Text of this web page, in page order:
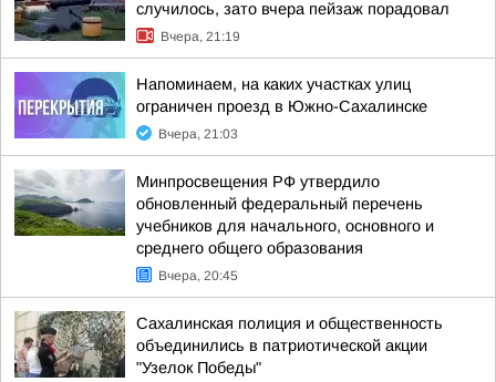
случилось, зато вчера пейзаж порадовал
Вчера, 21:19
Напоминаем, на каких участках улиц
ограничен проезд в Южно-Сахалинске
Вчера, 21:03
Минпросвещения РФ утвердило
обновленный федеральный перечень
учебников для начального, основного и
среднего общего образования
Вчера, 20:45
Сахалинская полиция и общественность
объединились в патриотической акции
"Узелок Победы"